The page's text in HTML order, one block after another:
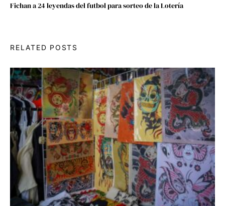
Fichan a 24 leyendas del futbol para sorteo de la Lotería
RELATED POSTS